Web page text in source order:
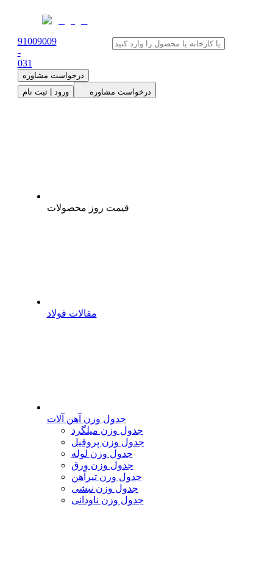
91009009
-
031
درخواست مشاوره
ورود | ثبت نام
درخواست مشاوره
قیمت روز محصولات
مقالات فولاد
جدول وزن آهن آلات
جدول وزن میلگرد
جدول وزن پروفیل
جدول وزن لوله
جدول وزن ورق
جدول وزن تیرآهن
جدول وزن نبشی
جدول وزن ناودانی